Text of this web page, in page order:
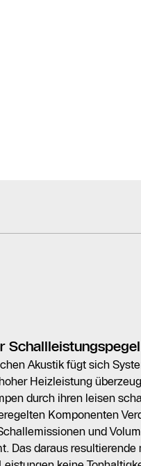
Schallleistungspegel
Akustik fügt sich
Heizleistung
durch ihren leisen
Komponenten
und
Das daraus